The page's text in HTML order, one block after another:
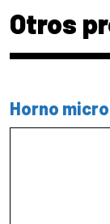
Otros
Horno